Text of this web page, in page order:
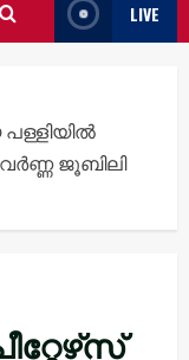
LIVE
ജൂബിലി